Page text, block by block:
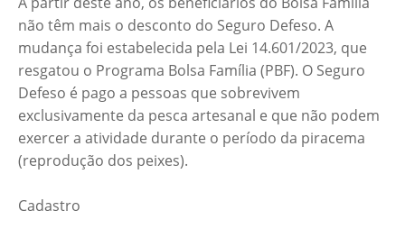
não têm mais o desconto do Seguro Defeso. A
mudança foi estabelecida pela Lei 14.601/2023, que
resgatou o Programa Bolsa Família (PBF). O Seguro
Defeso é pago a pessoas que sobrevivem
exclusivamente da pesca artesanal e que não podem
exercer a atividade durante o período da piracema
(reprodução dos peixes).
Cadastro